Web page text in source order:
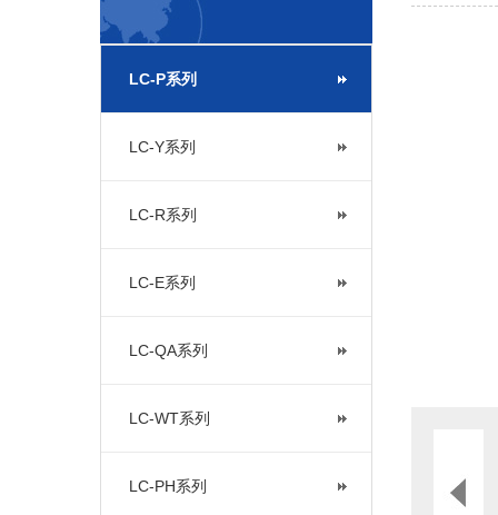
LC-P系列
LC-Y系列
LC-R系列
LC-E系列
LC-QA系列
LC-WT系列
LC-PH系列